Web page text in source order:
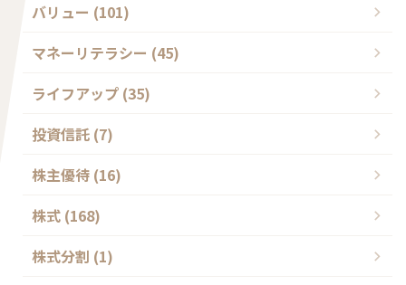
バリュー (101)
マネーリテラシー (45)
ライフアップ (35)
投資信託 (7)
株主優待 (16)
株式 (168)
株式分割 (1)